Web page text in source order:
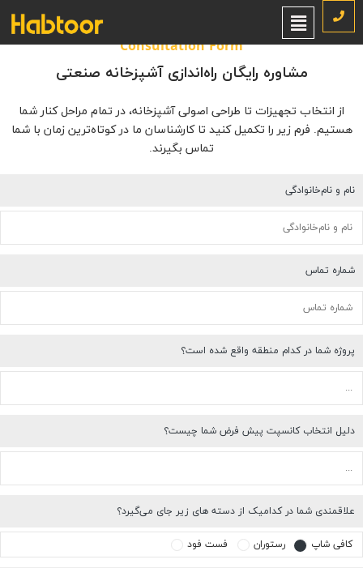
Consultation Form
مشاوره رایگان راه‌اندازی آشپزخانه صنعتی
از انتخاب تجهیزات تا طراحی اصولی آشپزخانه، در تمام مراحل کنار شما
هستیم. فرم زیر را تکمیل کنید تا کارشناسان ما در کوتاه‌ترین زمان با شما
تماس بگیرند.
نام و نام‌خانوادگی
شماره تماس
پروژه شما در کدام منطقه واقع شده است؟
دلیل انتخاب کانسپت پیش فرض شما چیست؟
علاقمندی شما در کدامیک از دسته های زیر جای می‌گیرد؟
کافی شاپ رستوران فست فود